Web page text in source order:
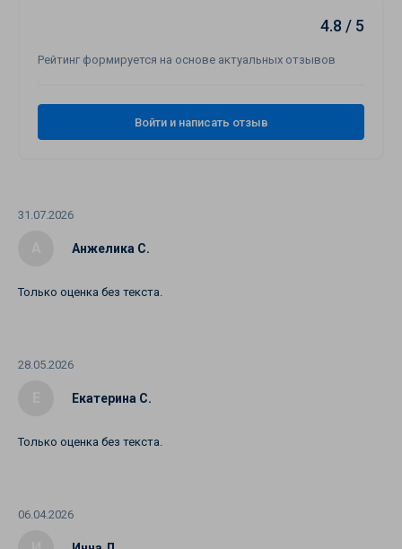
Анжелика С.
31.07.2026
Только оценка без текста.
Екатерина С.
28.05.2026
Только оценка без текста.
06.04.2026
4.8 / 5
Рейтинг формируется на основе актуальных отзывов
Войти и написать отзыв